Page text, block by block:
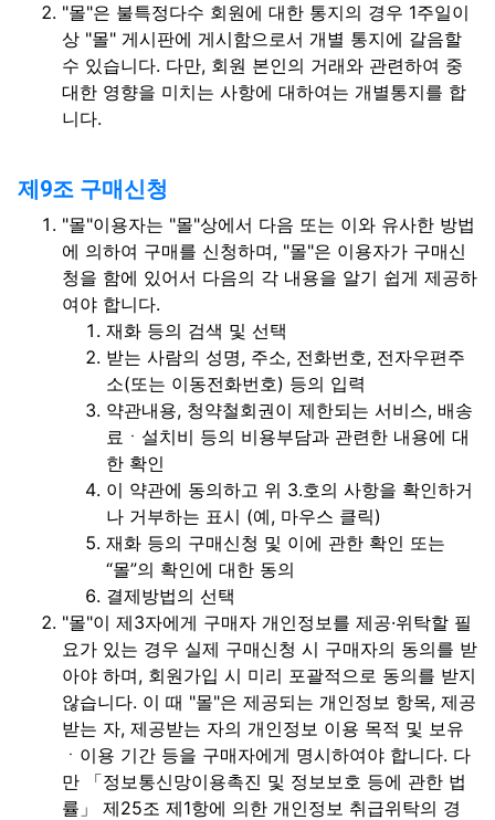
"몰"은 불특정다수 회원에 대한 통지의 경우 1주일이
상 "몰" 게시판에 게시함으로서 개별 통지에 갈음할
수 있습니다. 다만, 회원 본인의 거래와 관련하여 중
대한 영향을 미치는 사항에 대하여는 개별통지를 합
니다.
제9조 구매신청
"몰"이용자는 "몰"상에서 다음 또는 이와 유사한 방법
에 의하여 구매를 신청하며, "몰"은 이용자가 구매신
청을 함에 있어서 다음의 각 내용을 알기 쉽게 제공하
여야 합니다.
재화 등의 검색 및 선택
받는 사람의 성명, 주소, 전화번호, 전자우편주
소(또는 이동전화번호) 등의 입력
약관내용, 청약철회권이 제한되는 서비스, 배송
료ㆍ설치비 등의 비용부담과 관련한 내용에 대
한 확인
이 약관에 동의하고 위 3.호의 사항을 확인하거
나 거부하는 표시 (예, 마우스 클릭)
재화 등의 구매신청 및 이에 관한 확인 또는
“몰”의 확인에 대한 동의
결제방법의 선택
"몰"이 제3자에게 구매자 개인정보를 제공·위탁할 필
요가 있는 경우 실제 구매신청 시 구매자의 동의를 받
아야 하며, 회원가입 시 미리 포괄적으로 동의를 받지
않습니다. 이 때 "몰"은 제공되는 개인정보 항목, 제공
받는 자, 제공받는 자의 개인정보 이용 목적 및 보유
ㆍ이용 기간 등을 구매자에게 명시하여야 합니다. 다
만 「정보통신망이용촉진 및 정보보호 등에 관한 법
률」 제25조 제1항에 의한 개인정보 취급위탁의 경